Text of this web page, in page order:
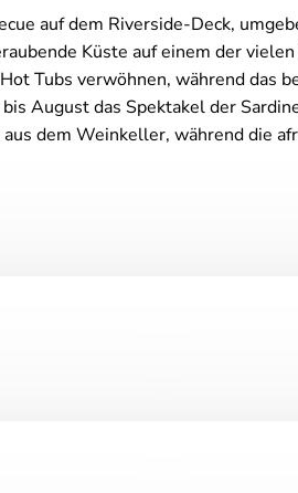
auf dem Riverside-Deck,
Küste auf einem der
Tubs verwöhnen, während das
bis August das Spektakel der
dem Weinkeller, während die